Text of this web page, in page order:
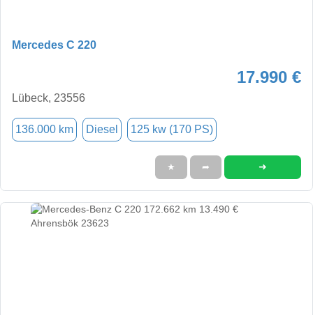
Mercedes C 220
17.990 €
Lübeck, 23556
136.000 km Diesel 125 kw (170 PS)
★ ➦ ➜